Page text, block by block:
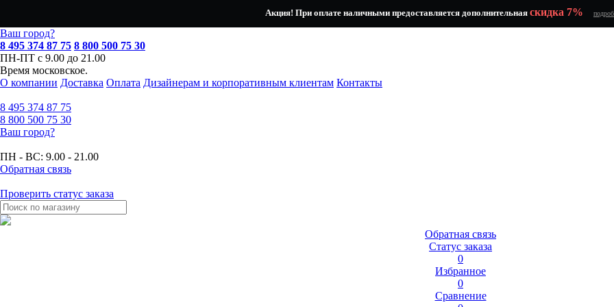
Акция! При оплате наличными предоставляется дополнительная скидка 7%
Ваш город?
8 495 374 87 75 8 800 500 75 30
ПН-ПТ с 9.00 до 21.00
Время московское.
О компании Доставка Оплата Дизайнерам и корпоративным клиентам Контакты
8 495 374 87 75
8 800 500 75 30
Ваш город?
ПН - ВС: 9.00 - 21.00
Обратная связь
Проверить статус заказа
Обратная связь
Статус заказа
0
Избранное
0
Сравнение